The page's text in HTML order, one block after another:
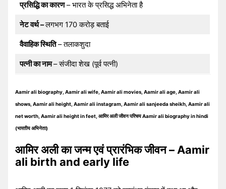
प्रसिद्धि का कारण– भारत के प्रसिद्ध अभिनेता है
नेट वर्थ –लगभग 170 करोड़ बताई
वैवाहिक स्थिति– तलाकशुदा
पत्नी का नाम– संजीदा शेख (पूर्व पत्नी)
Aamir ali biography, Aamir ali wife, Aamir ali movies, Aamir ali age, Aamir ali
shows, Aamir ali height, Aamir ali instagram, Aamir ali sanjeeda sheikh, Aamir ali
net worth, Aamir ali height in feet, आमिर अली जीवन परिचय Aamir ali biography in hindi
(भारतीय अभिनेता)
आमिर अली का जन्म एवं प्रारंभिक जीवन – Aamir
ali birth and early life